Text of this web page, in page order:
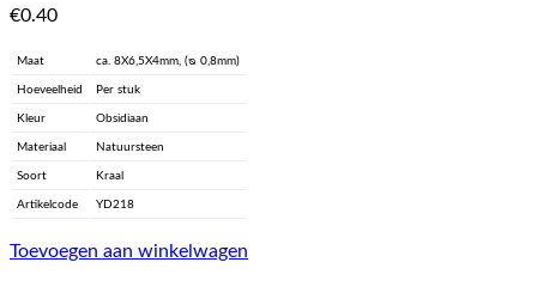
€0.40
Maat ca. 8X6,5X4mm, (ᴓ 0,8mm)
Hoeveelheid Per stuk
Kleur Obsidiaan
Materiaal Natuursteen
Soort Kraal
Artikelcode YD218
Toevoegen aan winkelwagen